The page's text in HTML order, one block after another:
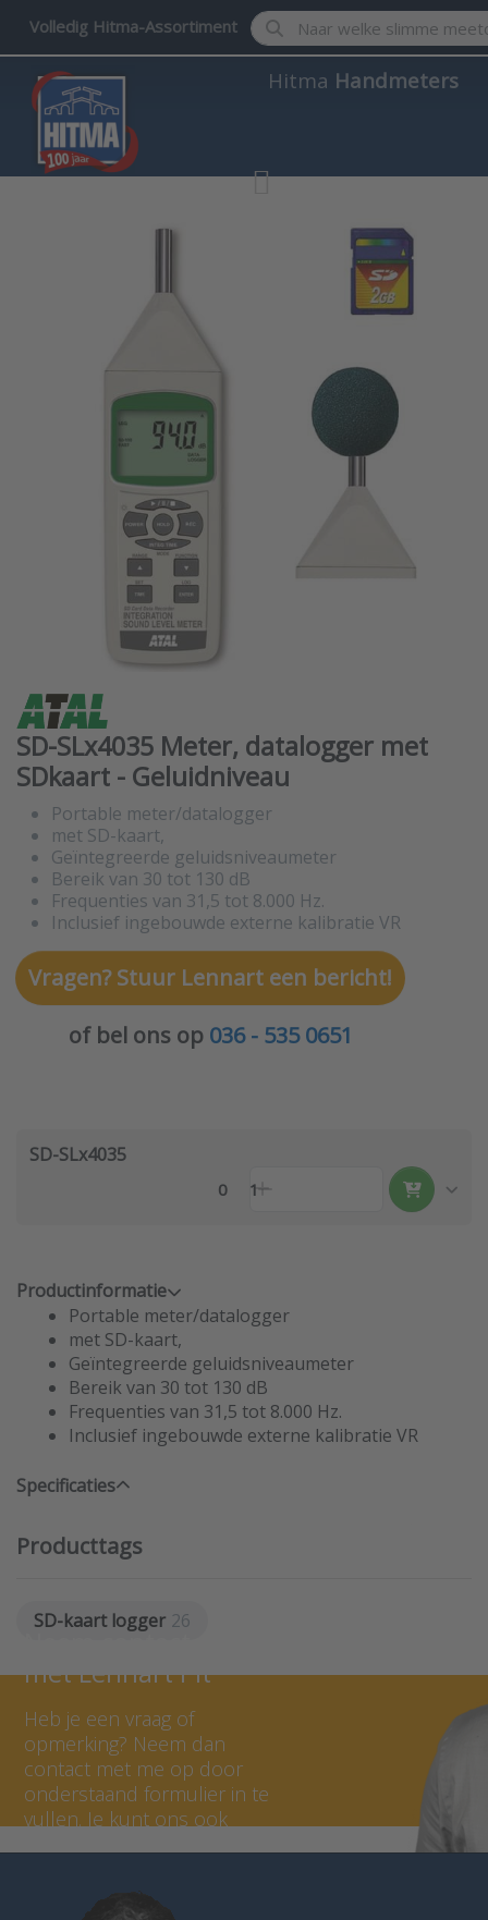
Volledig Hitma-Assortiment Enter a search term.
Hitma Handmeters
SD-SLx4035 Meter, datalogger met
SDkaart - Geluidniveau
Portable meter/datalogger
met SD-kaart,
Geïntegreerde geluidsniveaumeter
Bereik van 30 tot 130 dB
Frequenties van 31,5 tot 8.000 Hz.
Inclusief ingebouwde externe kalibratie VR
Vragen? Stuur Lennart een bericht!
of bel ons op 036 - 535 0651
SD-SLx4035
0 1
Productinformatie
Portable meter/datalogger
met SD-kaart,
Geïntegreerde geluidsniveaumeter
Bereik van 30 tot 130 dB
Frequenties van 31,5 tot 8.000 Hz.
Inclusief ingebouwde externe kalibratie VR
Specificaties
Producttags
SD-kaart logger 26
Neem contact op
met Lennart Pit
Heb je een vraag of
opmerking? Neem dan
contact met me op door
onderstaand formulier in te
vullen. Je kunt ons ook